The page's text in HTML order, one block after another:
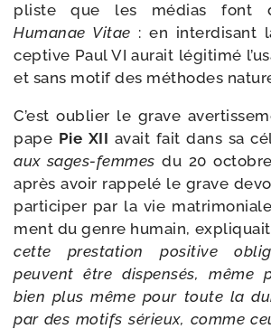
pliste que les médias font
Humanae Vitae : en inter­di­sant
cep­tive Paul VI aurait légi­ti­mé
et sans motif des méthodes
C’est oublier le grave
pape Pie XII avait fait dans sa
aux sages-​femmes du 20
après avoir rap­pe­lé le grave
par­ti­ci­per par la vie
ment du genre humain,
cette pres­ta­tion posi­tive
peuvent être dis­pen­sés, même
bien plus même pour toute la
par des motifs sérieux, comme